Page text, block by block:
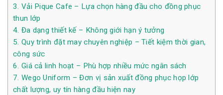
3. Vải Pique Cafe – Lựa chọn hàng đầu cho đồng phục
thun lớp
4. Đa dạng thiết kế – Không giới hạn ý tưởng
5. Quy trình đặt may chuyên nghiệp – Tiết kiệm thời gian,
công sức
6. Giá cả linh hoạt – Phù hợp nhiều mức ngân sách
7. Wego Uniform – Đơn vị sản xuất đồng phục họp lớp
chất lượng, uy tín hàng đầu hiện nay